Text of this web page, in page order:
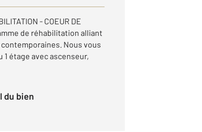
- COEUR DE
de réhabilitation alliant
Nous vous
1 étage avec ascenseur,
du bien